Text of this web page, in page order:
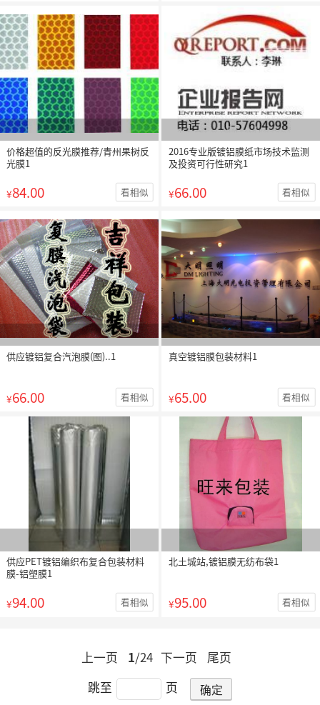
价格超值的反光膜推荐/青州果树反
光膜1
¥84.00 看相似
2016专业版镀铝膜纸市场技术监测
及投资可行性研究1
¥66.00 看相似
供应镀铝复合汽泡膜(图)..1
¥66.00 看相似
真空镀铝膜包装材料1
¥65.00 看相似
供应PET镀铝编织布复合包装材料
膜-铝塑膜1
¥94.00 看相似
北土城站,镀铝膜无纺布袋1
¥95.00 看相似
上一页 1/24 下一页
尾页
跳至
页 确定